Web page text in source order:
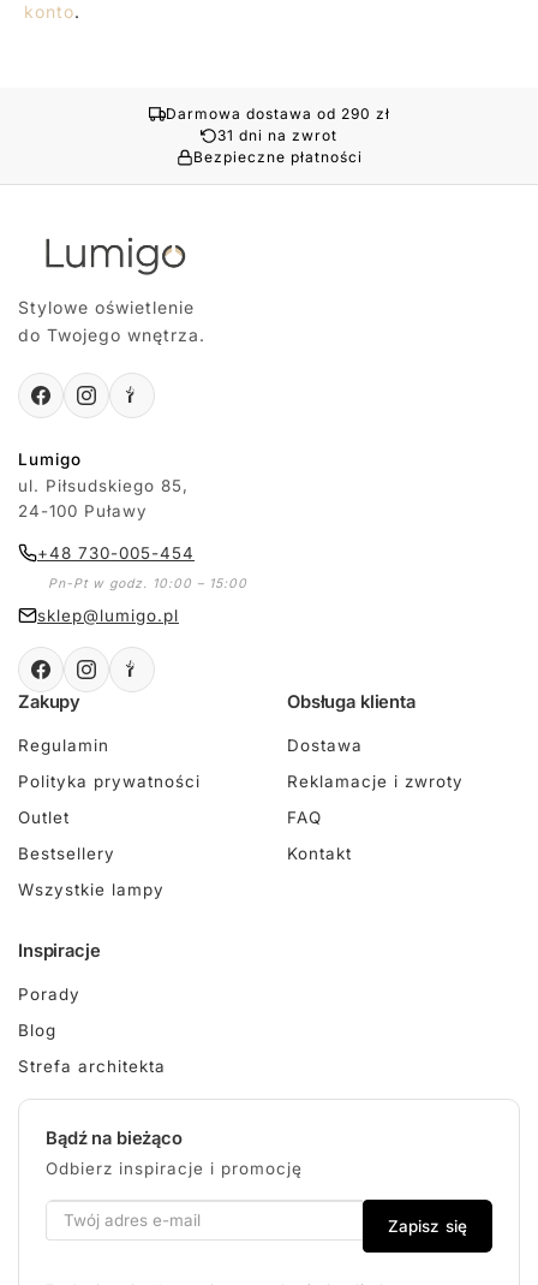
konto.
Darmowa dostawa od 290 zł
31 dni na zwrot
Bezpieczne płatności
Stylowe oświetlenie
do Twojego wnętrza.
Lumigo
ul. Piłsudskiego 85,
24-100 Puławy
+48 730-005-454
Pn-Pt w godz. 10:00 – 15:00
sklep@lumigo.pl
Zakupy
Regulamin
Polityka prywatności
Outlet
Bestsellery
Wszystkie lampy
Obsługa klienta
Dostawa
Reklamacje i zwroty
FAQ
Kontakt
Inspiracje
Porady
Blog
Strefa architekta
Bądź na bieżąco
Odbierz inspiracje i promocję
Zapisz się